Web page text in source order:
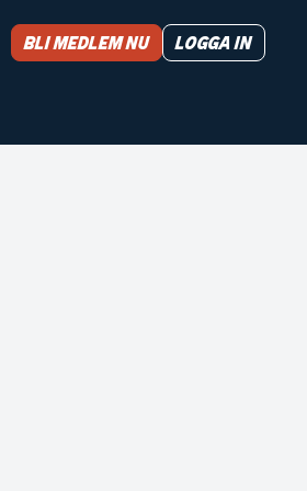
Bli medlem nu Logga in